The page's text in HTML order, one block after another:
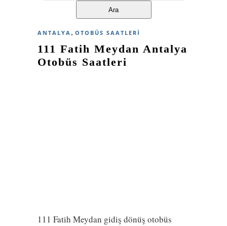
ANTALYA , OTOBÜS SAATLERI
111 Fatih Meydan Antalya
Otobüs Saatleri
111 Fatih Meydan gidiş dönüş otobüs